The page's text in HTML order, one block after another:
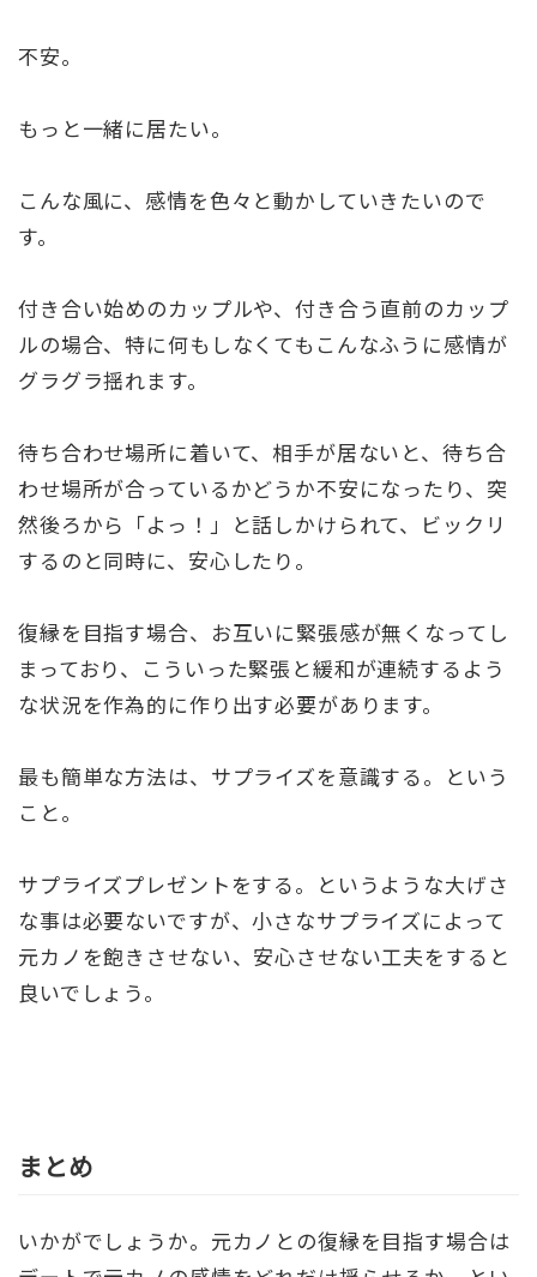
不安。
もっと一緒に居たい。
こんな風に、感情を色々と動かしていきたいので
す。
付き合い始めのカップルや、付き合う直前のカップ
ルの場合、特に何もしなくてもこんなふうに感情が
グラグラ揺れます。
待ち合わせ場所に着いて、相手が居ないと、待ち合
わせ場所が合っているかどうか不安になったり、突
然後ろから「よっ！」と話しかけられて、ビックリ
するのと同時に、安心したり。
復縁を目指す場合、お互いに緊張感が無くなってし
まっており、こういった緊張と緩和が連続するよう
な状況を作為的に作り出す必要があります。
最も簡単な方法は、サプライズを意識する。という
こと。
サプライズプレゼントをする。というような大げさ
な事は必要ないですが、小さなサプライズによって
元カノを飽きさせない、安心させない工夫をすると
良いでしょう。
まとめ
いかがでしょうか。元カノとの復縁を目指す場合は